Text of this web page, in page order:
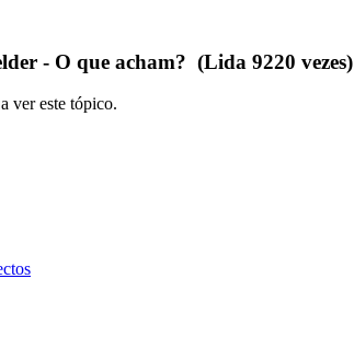
- O que acham? (Lida 9220 vezes)
ver este tópico.